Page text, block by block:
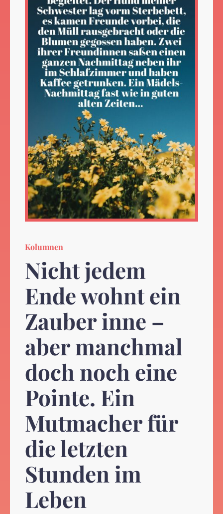
Kolumnen
Nicht jedem
Ende wohnt ein
Zauber inne –
aber manchmal
doch noch eine
Pointe. Ein
Mutmacher für
die letzten
Stunden im
Leben